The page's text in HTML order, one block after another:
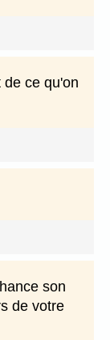
ce qu'on
son
de votre